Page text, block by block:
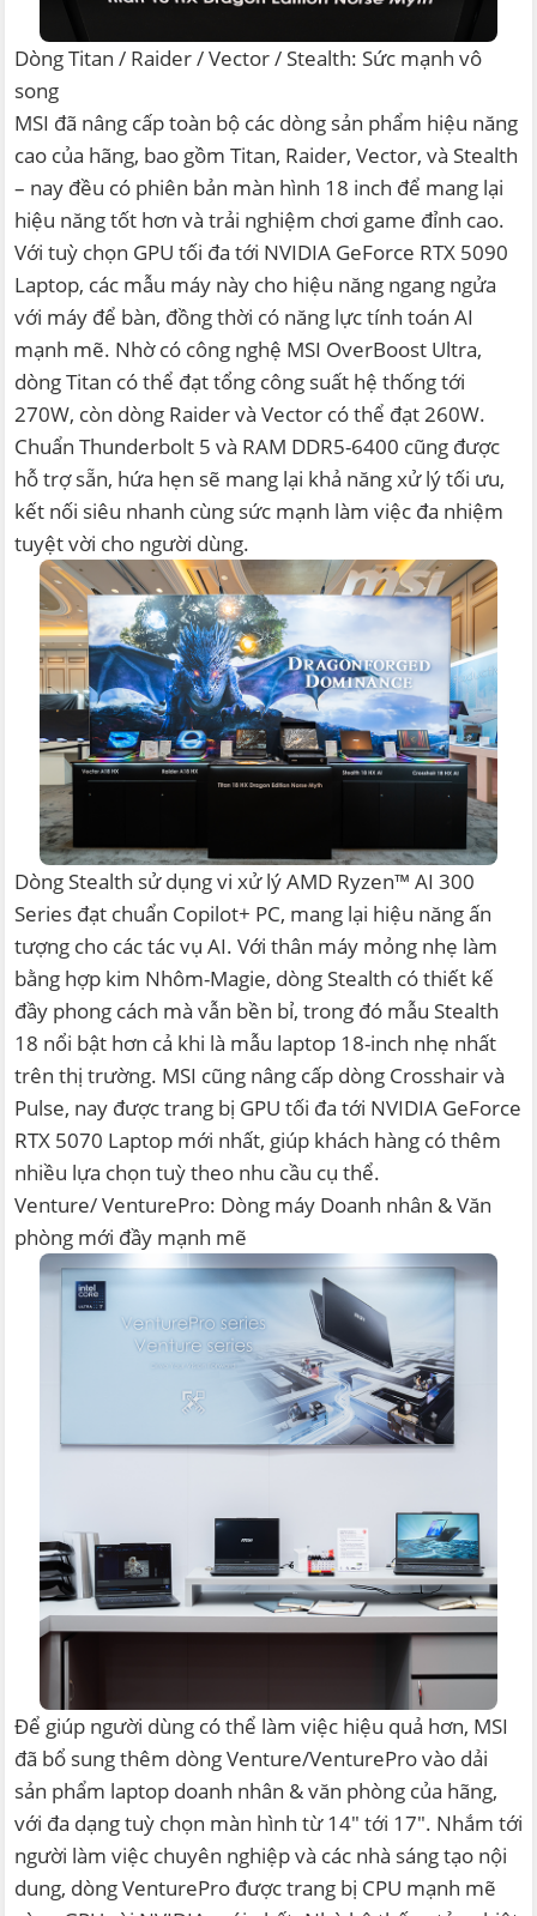
Dòng Titan / Raider / Vector / Stealth: Sức mạnh vô
song
MSI đã nâng cấp toàn bộ các dòng sản phẩm hiệu năng
cao của hãng, bao gồm Titan, Raider, Vector, và Stealth
– nay đều có phiên bản màn hình 18 inch để mang lại
hiệu năng tốt hơn và trải nghiệm chơi game đỉnh cao.
Với tuỳ chọn GPU tối đa tới NVIDIA GeForce RTX 5090
Laptop, các mẫu máy này cho hiệu năng ngang ngửa
với máy để bàn, đồng thời có năng lực tính toán AI
mạnh mẽ. Nhờ có công nghệ MSI OverBoost Ultra,
dòng Titan có thể đạt tổng công suất hệ thống tới
270W, còn dòng Raider và Vector có thể đạt 260W.
Chuẩn Thunderbolt 5 và RAM DDR5-6400 cũng được
hỗ trợ sẵn, hứa hẹn sẽ mang lại khả năng xử lý tối ưu,
kết nối siêu nhanh cùng sức mạnh làm việc đa nhiệm
tuyệt vời cho người dùng.
Dòng Stealth sử dụng vi xử lý AMD Ryzen™ AI 300
Series đạt chuẩn Copilot+ PC, mang lại hiệu năng ấn
tượng cho các tác vụ AI. Với thân máy mỏng nhẹ làm
bằng hợp kim Nhôm-Magie, dòng Stealth có thiết kế
đầy phong cách mà vẫn bền bỉ, trong đó mẫu Stealth
18 nổi bật hơn cả khi là mẫu laptop 18-inch nhẹ nhất
trên thị trường. MSI cũng nâng cấp dòng Crosshair và
Pulse, nay được trang bị GPU tối đa tới NVIDIA GeForce
RTX 5070 Laptop mới nhất, giúp khách hàng có thêm
nhiều lựa chọn tuỳ theo nhu cầu cụ thể.
Venture/ VenturePro: Dòng máy Doanh nhân & Văn
phòng mới đầy mạnh mẽ
Để giúp người dùng có thể làm việc hiệu quả hơn, MSI
đã bổ sung thêm dòng Venture/VenturePro vào dải
sản phẩm laptop doanh nhân & văn phòng của hãng,
với đa dạng tuỳ chọn màn hình từ 14" tới 17". Nhắm tới
người làm việc chuyên nghiệp và các nhà sáng tạo nội
dung, dòng VenturePro được trang bị CPU mạnh mẽ